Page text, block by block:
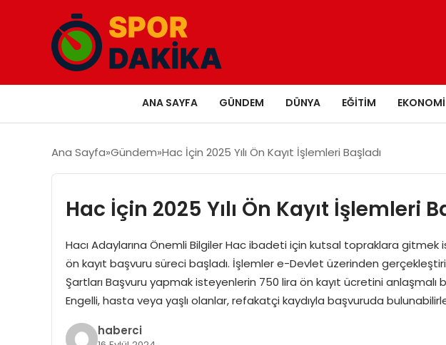
ANA SAYFA GÜNDEM DÜNYA EĞITIM EKONOMI
Ana Sayfa Gündem Hac İçin 2025 Yılı Ön Kayıt İşlemleri Başladı
Hac İçin 2025 Yılı Ön Kayıt İşlemleri
Hacı Adaylarına Önemli Bilgiler Hac ibadeti için kutsal topraklara gitmek
ön kayıt başvuru süreci başladı. İşlemler e-Devlet üzerinden
Şartları Başvuru yapmak isteyenlerin 750 lira ön kayıt ücretini anlaşmalı
Engelli, hasta veya yaşlı olanlar, refakatçi kaydıyla başvuruda
haberci